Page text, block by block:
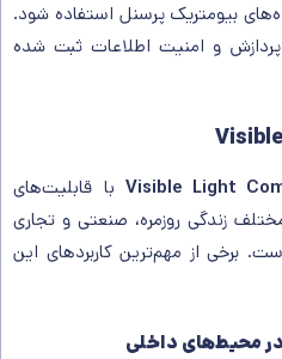
بیومتریک پرسنل استفاده شود.
و امنیت اطلاعات ثبت شده
Visible Light با قابلیت‌های
زندگی روزمره، صنعتی و تجاری
برخی از مهم‌ترین کاربردهای این